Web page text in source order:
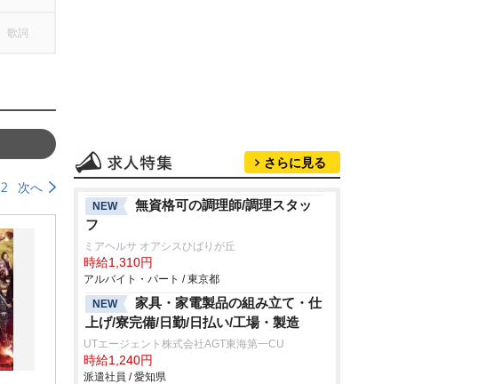
歌詞
2 次へ
さらに見る
NEW
無資格可の調理師/調理スタッ
フ
ミアヘルサ オアシスひばりが丘
時給1,310円
アルバイト・パート / 東京都
NEW
家具・家電製品の組み立て・仕
上げ/寮完備/日勤/日払い/工場・製造
UTエージェント株式会社AGT東海第一CU
時給1,240円
派遣社員 / 愛知県